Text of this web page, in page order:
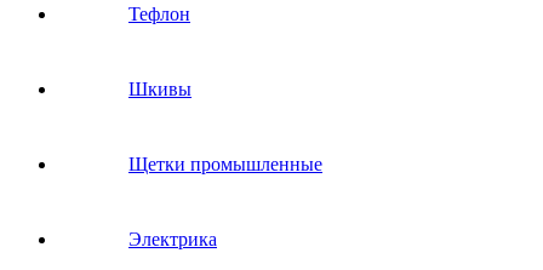
Тефлон
Шкивы
Щетки промышленные
Электрика